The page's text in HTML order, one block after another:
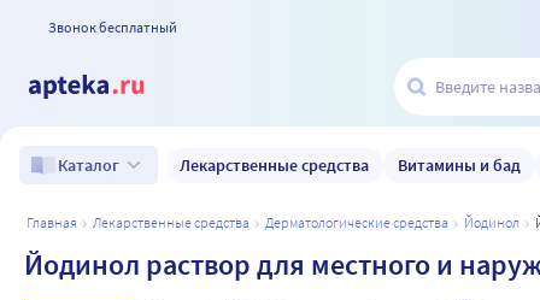
Звонок бесплатный
Каталог Лекарственные средства Витамины и бад
главная лекарственные средства дерматологические средства йодинол
Йодинол раствор для местного и